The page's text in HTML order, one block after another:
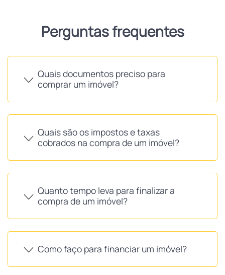
Perguntas frequentes
Quais documentos preciso para
comprar um imóvel?
Quais são os impostos e taxas
cobrados na compra de um imóvel?
Quanto tempo leva para finalizar a
compra de um imóvel?
Como faço para financiar um imóvel?